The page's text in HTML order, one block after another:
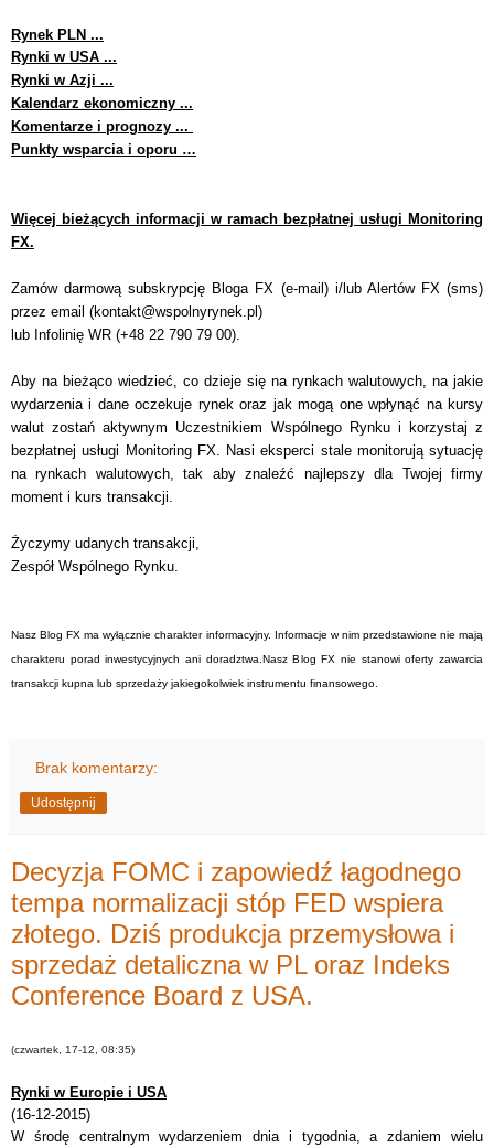
Rynek PLN ...
Rynki w USA ...
Rynki w Azji ...
Kalendarz ekonomiczny ...
Komentarze i prognozy ...
Punkty wsparcia i oporu …
Więcej bieżących informacji w ramach bezpłatnej usługi Monitoring
FX.
Zamów darmową subskrypcję Bloga FX (e-mail) i/lub Alertów FX (sms)
przez email (kontakt@wspolnyrynek.pl)
lub Infolinię WR (+48 22 790 79 00).
Aby na bieżąco wiedzieć, co dzieje się na rynkach walutowych, na jakie
wydarzenia i dane oczekuje rynek oraz jak mogą one wpłynąć na kursy
walut zostań aktywnym Uczestnikiem Wspólnego Rynku i korzystaj z
bezpłatnej usługi Monitoring FX. Nasi eksperci stale monitorują sytuację
na rynkach walutowych, tak aby znaleźć najlepszy dla Twojej firmy
moment i kurs transakcji.
Życzymy udanych transakcji,
Zespół Wspólnego Rynku.
Nasz Blog FX ma wyłącznie charakter informacyjny. Informacje w nim przedstawione nie mają
charakteru porad inwestycyjnych ani doradztwa.Nasz Blog FX nie stanowi oferty zawarcia
transakcji kupna lub sprzedaży jakiegokolwiek instrumentu finansowego.
Brak komentarzy:
Udostępnij
Decyzja FOMC i zapowiedź łagodnego
tempa normalizacji stóp FED wspiera
złotego. Dziś produkcja przemysłowa i
sprzedaż detaliczna w PL oraz Indeks
Conference Board z USA.
(czwartek, 17-12, 08:35)
Rynki w Europie i USA
(16-12-2015)
W środę centralnym wydarzeniem dnia i tygodnia, a zdaniem wielu